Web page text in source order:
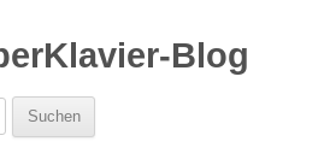
Blog